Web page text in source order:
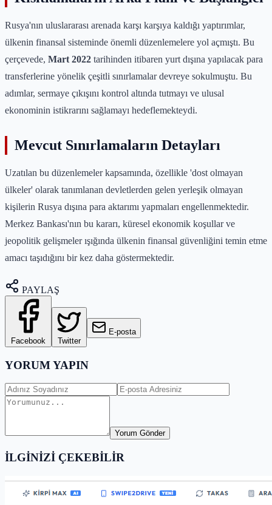
Rusya'nın uluslararası arenada karşı karşıya kaldığı yaptırımlar,
ülkenin finansal sisteminde önemli düzenlemelere yol açmıştı. Bu
çerçevede, Mart 2022 tarihinden itibaren yurt dışına yapılacak para
transferlerine yönelik çeşitli sınırlamalar devreye sokulmuştu. Bu
adımlar, sermaye çıkışını kontrol altında tutmayı ve ulusal
ekonominin istikrarını sağlamayı hedeflemekteydi.
Mevcut Sınırlamaların Detayları
Uzatılan bu düzenlemeler kapsamında, özellikle 'dost olmayan
ülkeler' olarak tanımlanan devletlerden gelen yerleşik olmayan
kişilerin Rusya dışına para aktarımı yapmaları engellenmektedir.
Merkez Bankası'nın bu kararı, küresel ekonomik koşullar ve
jeopolitik gelişmeler ışığında ülkenin finansal güvenliğini temin etme
amacı taşıdığını bir kez daha göstermektedir.
PAYLAŞ
Facebook Twitter
E-posta
YORUM YAPIN
Yorum Gönder
İLGİNİZİ ÇEKEBİLİR